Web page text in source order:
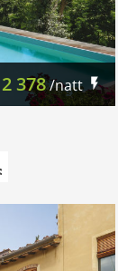
2 378/natt